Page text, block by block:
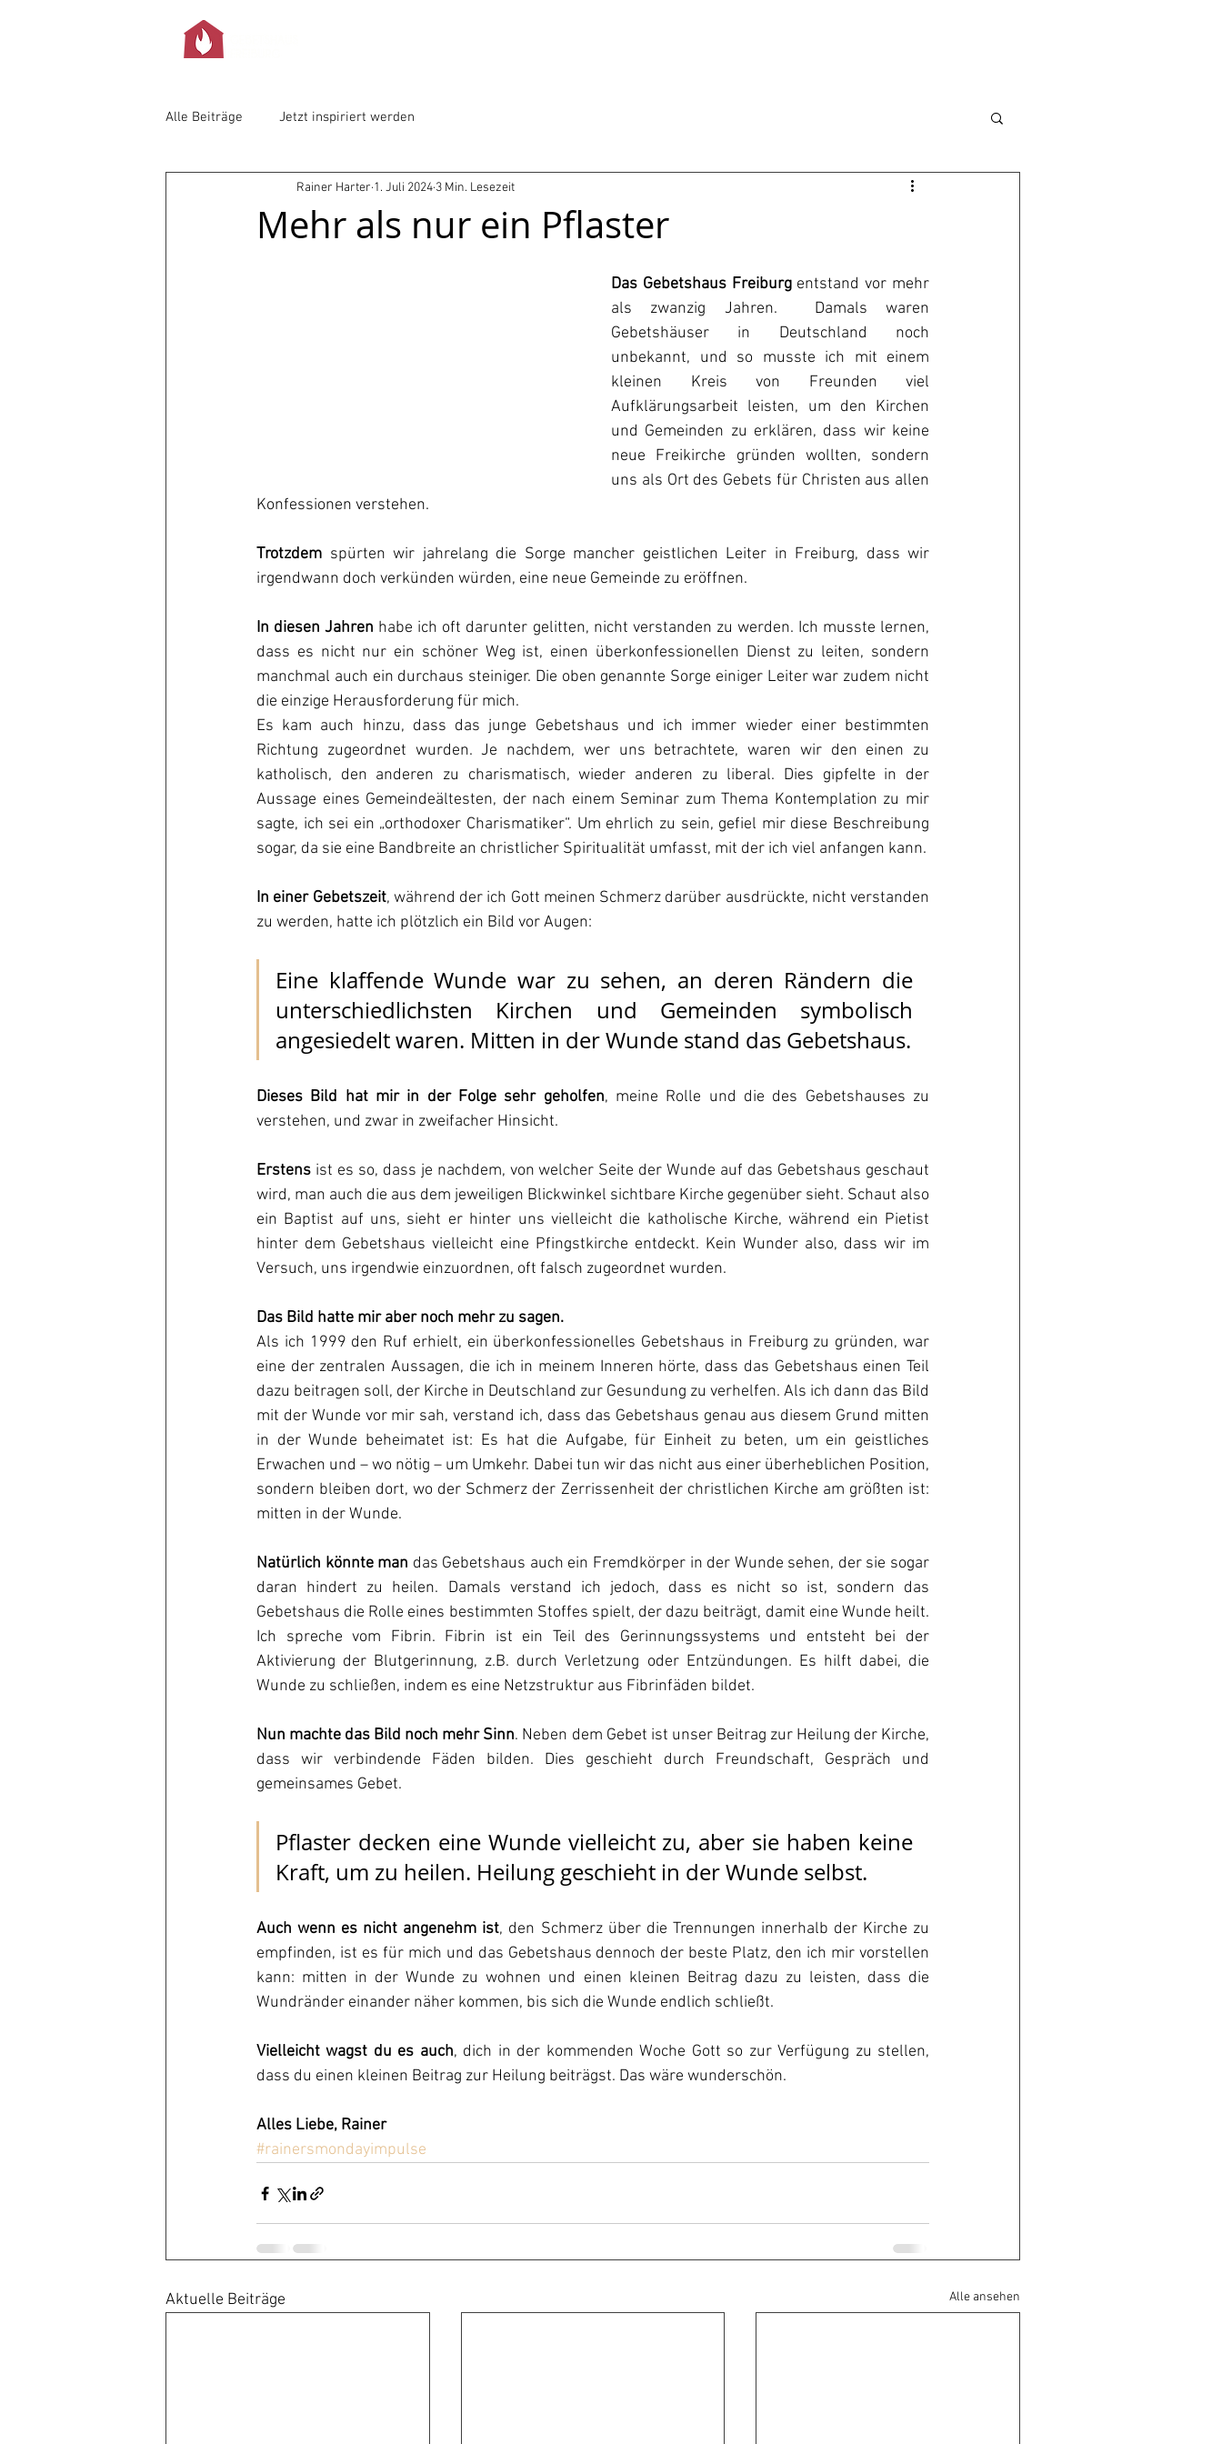
Alle Beiträge Jetzt inspiriert werden
Mehr als nur ein Pflaster
Rainer Harter 1. Juli 2024 3 Min. Lesezeit
Das Gebetshaus Freiburg entstand vor mehr
als zwanzig Jahren.  Damals waren
Gebetshäuser in Deutschland noch
unbekannt, und so musste ich mit einem
kleinen Kreis von Freunden viel
Aufklärungsarbeit leisten, um den Kirchen
und Gemeinden zu erklären, dass wir keine
neue Freikirche gründen wollten, sondern
uns als Ort des Gebets für Christen aus allen
Konfessionen verstehen.
Trotzdem spürten wir jahrelang die Sorge mancher geistlichen Leiter in Freiburg, dass wir
irgendwann doch verkünden würden, eine neue Gemeinde zu eröffnen.
In diesen Jahren habe ich oft darunter gelitten, nicht verstanden zu werden. Ich musste lernen,
dass es nicht nur ein schöner Weg ist, einen überkonfessionellen Dienst zu leiten, sondern
manchmal auch ein durchaus steiniger. Die oben genannte Sorge einiger Leiter war zudem nicht
die einzige Herausforderung für mich.
Es kam auch hinzu, dass das junge Gebetshaus und ich immer wieder einer bestimmten
Richtung zugeordnet wurden. Je nachdem, wer uns betrachtete, waren wir den einen zu
katholisch, den anderen zu charismatisch, wieder anderen zu liberal. Dies gipfelte in der
Aussage eines Gemeindeältesten, der nach einem Seminar zum Thema Kontemplation zu mir
sagte, ich sei ein „orthodoxer Charismatiker“. Um ehrlich zu sein, gefiel mir diese Beschreibung
sogar, da sie eine Bandbreite an christlicher Spiritualität umfasst, mit der ich viel anfangen kann.
In einer Gebetszeit, während der ich Gott meinen Schmerz darüber ausdrückte, nicht verstanden
zu werden, hatte ich plötzlich ein Bild vor Augen:
Eine klaffende Wunde war zu sehen, an deren Rändern die
unterschiedlichsten Kirchen und Gemeinden symbolisch
angesiedelt waren. Mitten in der Wunde stand das Gebetshaus.
Dieses Bild hat mir in der Folge sehr geholfen, meine Rolle und die des Gebetshauses zu
verstehen, und zwar in zweifacher Hinsicht.
Erstens ist es so, dass je nachdem, von welcher Seite der Wunde auf das Gebetshaus geschaut
wird, man auch die aus dem jeweiligen Blickwinkel sichtbare Kirche gegenüber sieht. Schaut also
ein Baptist auf uns, sieht er hinter uns vielleicht die katholische Kirche, während ein Pietist
hinter dem Gebetshaus vielleicht eine Pfingstkirche entdeckt. Kein Wunder also, dass wir im
Versuch, uns irgendwie einzuordnen, oft falsch zugeordnet wurden.
Das Bild hatte mir aber noch mehr zu sagen.
Als ich 1999 den Ruf erhielt, ein überkonfessionelles Gebetshaus in Freiburg zu gründen, war
eine der zentralen Aussagen, die ich in meinem Inneren hörte, dass das Gebetshaus einen Teil
dazu beitragen soll, der Kirche in Deutschland zur Gesundung zu verhelfen. Als ich dann das Bild
mit der Wunde vor mir sah, verstand ich, dass das Gebetshaus genau aus diesem Grund mitten
in der Wunde beheimatet ist: Es hat die Aufgabe, für Einheit zu beten, um ein geistliches
Erwachen und – wo nötig – um Umkehr. Dabei tun wir das nicht aus einer überheblichen Position,
sondern bleiben dort, wo der Schmerz der Zerrissenheit der christlichen Kirche am größten ist:
mitten in der Wunde.
Natürlich könnte man das Gebetshaus auch ein Fremdkörper in der Wunde sehen, der sie sogar
daran hindert zu heilen. Damals verstand ich jedoch, dass es nicht so ist, sondern das
Gebetshaus die Rolle eines bestimmten Stoffes spielt, der dazu beiträgt, damit eine Wunde heilt.
Ich spreche vom Fibrin. Fibrin ist ein Teil des Gerinnungssystems und entsteht bei der
Aktivierung der Blutgerinnung, z.B. durch Verletzung oder Entzündungen. Es hilft dabei, die
Wunde zu schließen, indem es eine Netzstruktur aus Fibrinfäden bildet.
Nun machte das Bild noch mehr Sinn. Neben dem Gebet ist unser Beitrag zur Heilung der Kirche,
dass wir verbindende Fäden bilden. Dies geschieht durch Freundschaft, Gespräch und
gemeinsames Gebet.
Pflaster decken eine Wunde vielleicht zu, aber sie haben keine
Kraft, um zu heilen. Heilung geschieht in der Wunde selbst.
Auch wenn es nicht angenehm ist, den Schmerz über die Trennungen innerhalb der Kirche zu
empfinden, ist es für mich und das Gebetshaus dennoch der beste Platz, den ich mir vorstellen
kann: mitten in der Wunde zu wohnen und einen kleinen Beitrag dazu zu leisten, dass die
Wundränder einander näher kommen, bis sich die Wunde endlich schließt.
Vielleicht wagst du es auch, dich in der kommenden Woche Gott so zur Verfügung zu stellen,
dass du einen kleinen Beitrag zur Heilung beiträgst. Das wäre wunderschön.
Alles Liebe, Rainer
#rainersmondayimpulse
Aktuelle Beiträge Alle ansehen